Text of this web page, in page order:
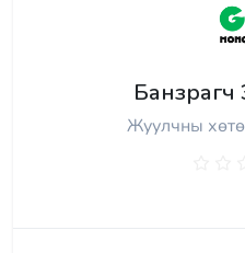
Банзрагч
Жуулчны